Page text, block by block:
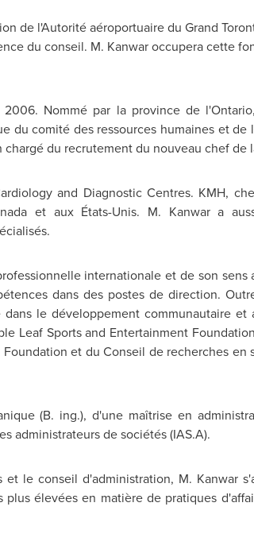
de l'Autorité aéroportuaire du Grand
du conseil. M. Kanwar occupera cette
Nommé par la province de
du comité des ressources humaines et de
du recrutement du nouveau chef de
and Diagnostic Centres. KMH,
et aux États-Unis. M. Kanwar a
internationale et de son sens
dans des postes de direction.
le développement communautaire
LeafSports and Entertainment
et du Conseil de recherches
(B. ing.), d'une maîtrise en
administrateurs de sociétés (IAS.A).
le conseil d'administration, M. Kanwar
élevées en matière de pratiques